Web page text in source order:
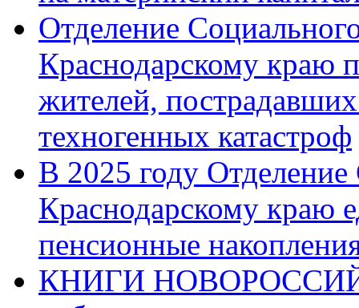
Отделение
Краснодарскому краю
жителей,
техногенных катастроф
В 2025 году
Краснодарскому краю
пенсионные
КНИГИ